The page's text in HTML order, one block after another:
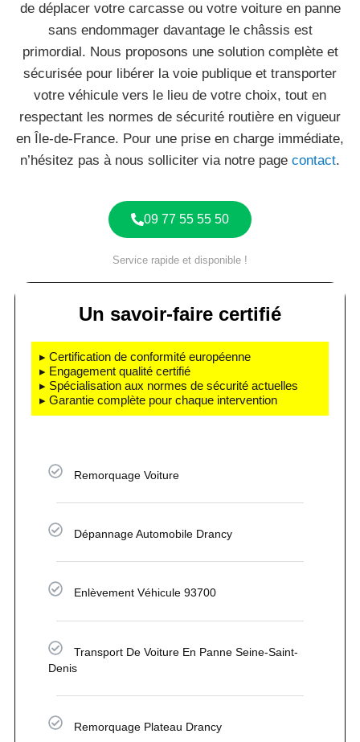
de déplacer votre carcasse ou votre voiture en panne
sans endommager davantage le châssis est
primordial. Nous proposons une solution complète et
sécurisée pour libérer la voie publique et transporter
votre véhicule vers le lieu de votre choix, tout en
respectant les normes de sécurité routière en vigueur
en Île-de-France. Pour une prise en charge immédiate,
n’hésitez pas à nous solliciter via notre page contact.
09 77 55 55 50
Service rapide et disponible !
Un savoir-faire certifié
▸ Certification de conformité européenne
▸ Engagement qualité certifié
▸ Spécialisation aux normes de sécurité actuelles
▸ Garantie complète pour chaque intervention
Remorquage Voiture
Dépannage Automobile Drancy
Enlèvement Véhicule 93700
Transport De Voiture En Panne Seine-Saint-
Denis
Remorquage Plateau Drancy